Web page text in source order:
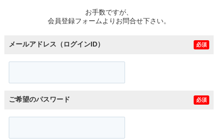
お手数ですが、
会員登録フォームよりお問合せ下さい。
メールアドレス（ログインID） 必須
ご希望のパスワード 必須